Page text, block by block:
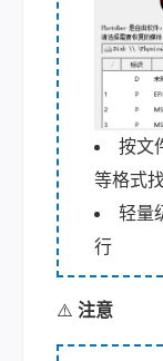
按文
等格式
轻量
行
⚠️ 注意